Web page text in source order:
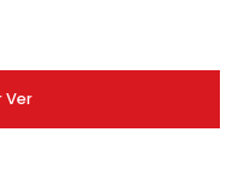
Ver